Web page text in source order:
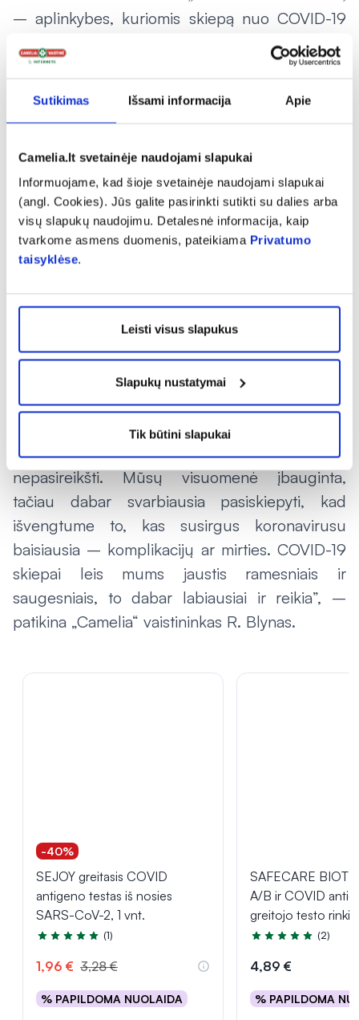
Sutikimas Išsami informacija Apie
Camelia.lt svetainėje naudojami slapukai
Informuojame, kad šioje svetainėje naudojami slapukai
(angl. Cookies). Jūs galite pasirinkti sutikti su dalies arba
visų slapukų naudojimu. Detalesnė informacija, kaip
tvarkome asmens duomenis, pateikiama Privatumo
taisyklėse.
Leisti visus slapukus
Slapukų nustatymai
Tik būtini slapukai
– aplinkybes, kuriomis skiepą nuo COVID-19
geriau atidėti, detalizuoja šeimos gydytoja.
yra pildomi kontraindikacijas vakcinacijai
padedantys nustatyti klausimynai, kuriuos
vėliau įvertina medikas ir/ar slaugytoja, tačiau
papildomų tyrimų pacientams atlikti nereikia.
Nereikalaujama atlikti ir tyrimo, skirto COVID-19
viruso (SARS-CoV-2) antikūnams nustatyti. I.
Juškienės teigimu, nėra jokio pagrindo įtarti,
kad vakcinavimas persirgus ar sergant
metu dėl riboto vakcinų gavimo Lietuvoje
vakcinavimo prioriteto neteikti, nes jie turi bent
minimaliai susiformavusį imunitetą.
„Manau, kad mes apskritai per daug kalbame
apie šalutinį poveikį, kuris gali net ir
nepasireikšti. Mūsų visuomenė įbauginta,
tačiau dabar svarbiausia pasiskiepyti, kad
išvengtume to, kas susirgus koronavirusu
baisiausia – komplikacijų ar mirties. COVID-19
skiepai leis mums jaustis ramesniais ir
saugesniais, to dabar labiausiai ir reikia”, –
patikina „Camelia“ vaistininkas R. Blynas.
-40%
SEJOY greitasis COVID
antigeno testas iš nosies
SARS-CoV-2, 1 vnt.
Įvertinimas 5.0 iš 5
(1)
1,96 € 3,28 €
% PAPILDOMA NUOLAIDA
SAFECARE
A/B ir COVID
greitojo testo
Įvertinimas 5.0 iš 5
(2)
4,89 €
% PAPILDOMA